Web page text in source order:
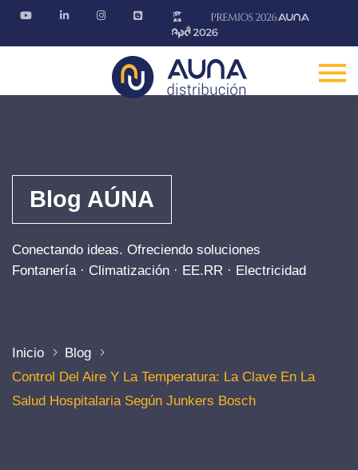
Blog AÚNA
Conectando ideas. Ofreciendo soluciones
Fontanería · Climatización · EE.RR · Electricidad
Inicio
Blog
Control Del Aire Y La Temperatura: La Clave En La
Salud Hospitalaria Según Junkers Bosch